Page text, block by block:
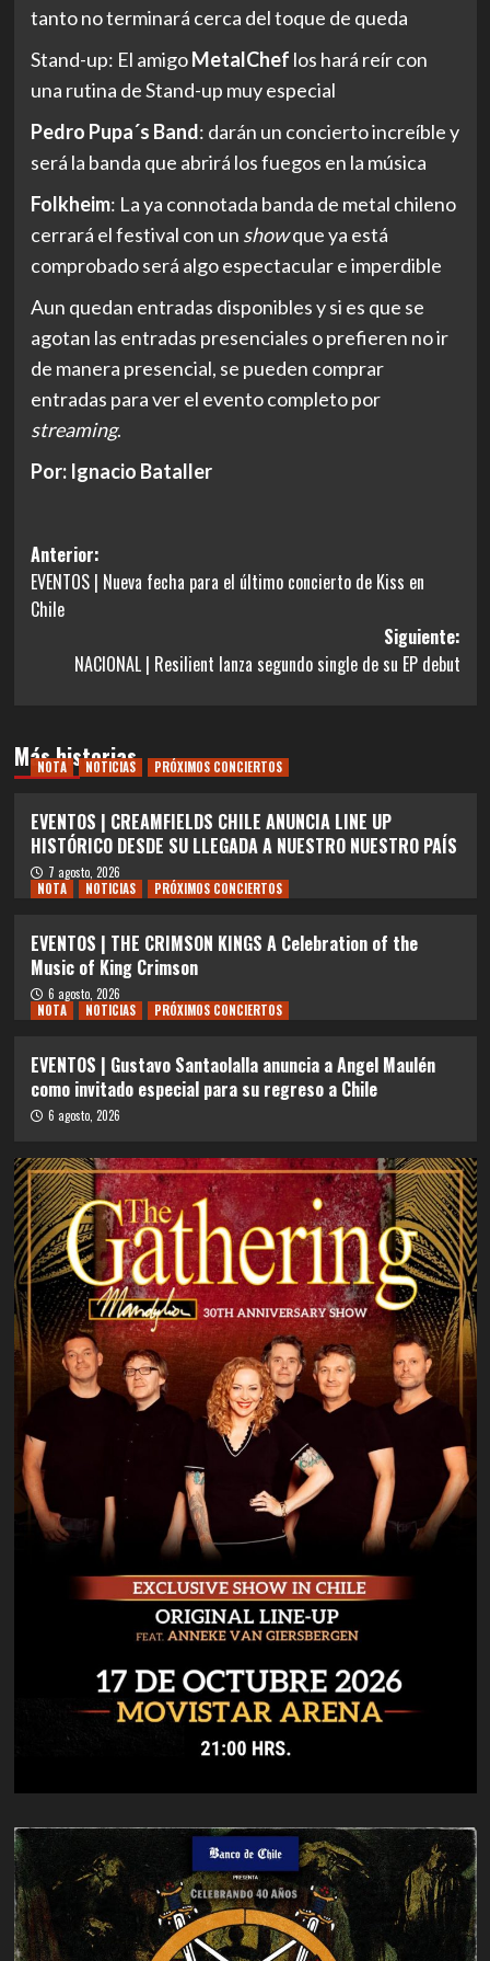
tanto no terminará cerca del toque de queda
Stand-up: El amigoMetalChef los hará reír con
una rutina de Stand-up muy especial
Pedro Pupa´s Band: darán un concierto increíble y
será la banda que abrirá los fuegos en la música
Folkheim: La ya connotada banda de metal chileno
cerrará el festival con un showque ya está
comprobado será algo espectacular e imperdible
Aun quedan entradas disponibles y si es que se
agotan las entradas presenciales o prefieren no ir
de manera presencial, se pueden comprar
entradas para ver el evento completo por
streaming.
Por: Ignacio Bataller
Navegación
de
entradas
Anterior:
EVENTOS | Nueva fecha para el último concierto de Kiss en
Chile
Siguiente:
NACIONAL | Resilient lanza segundo single de su EP debut
Más historias
NOTA NOTICIAS PRÓXIMOS CONCIERTOS
EVENTOS | CREAMFIELDS CHILE ANUNCIA LINE UP
HISTÓRICO DESDE SU LLEGADA A NUESTRO NUESTRO PAÍS
7 agosto, 2026
NOTA
NOTICIAS PRÓXIMOS CONCIERTOS
EVENTOS | THE CRIMSON KINGS A Celebration of the
Music of King Crimson
6 agosto, 2026
NOTA
NOTICIAS PRÓXIMOS CONCIERTOS
EVENTOS | Gustavo Santaolalla anuncia a Angel Maulén
como invitado especial para su regreso a Chile
6 agosto, 2026